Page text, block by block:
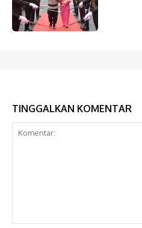
TINGGALKAN KOMENTAR